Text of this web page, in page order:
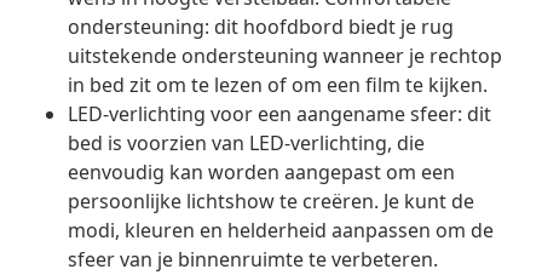
ondersteuning: dit hoofdbord biedt je rug
uitstekende ondersteuning wanneer je rechtop
in bed zit om te lezen of om een film te kijken.
LED-verlichting voor een aangename sfeer: dit
bed is voorzien van LED-verlichting, die
eenvoudig kan worden aangepast om een
persoonlijke lichtshow te creëren. Je kunt de
modi, kleuren en helderheid aanpassen om de
sfeer van je binnenruimte te verbeteren.